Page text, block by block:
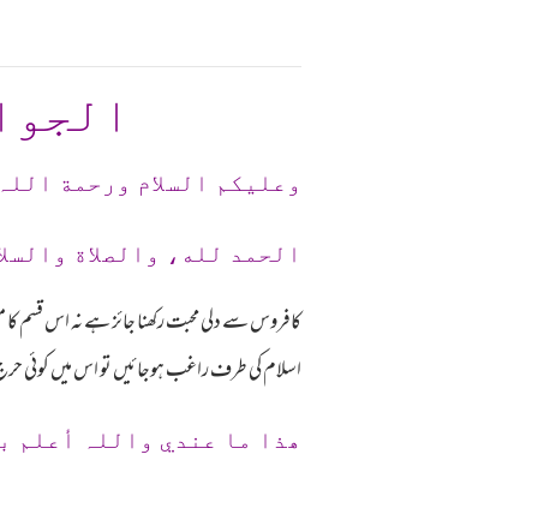
وعلیکم السلام ورحمة
الحمد لله، والصلاة
کافروس سے دلی محبت رکھنا جائز ہے نہ اس قسم کا
اسلام کی طرف راغب ہوجائیں تو اس میں کوئی حرج
ھذا ما عندي واللہ أعلم